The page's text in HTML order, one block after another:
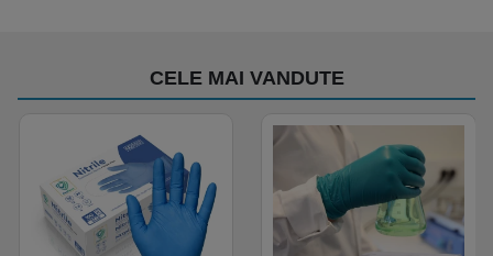
CELE MAI VANDUTE